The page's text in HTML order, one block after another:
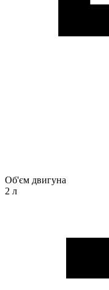
Об'єм двигуна
2 л